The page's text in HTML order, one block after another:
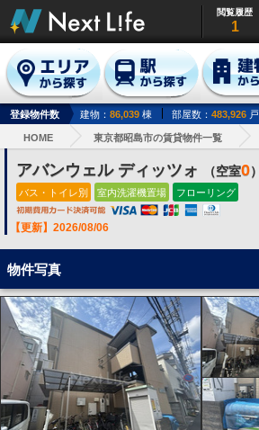
閲覧履歴
1
登録物件数 建物： 86,039 棟 部屋数： 483,926 戸
HOME 東京都昭島市の賃貸物件一覧
アバンウェル ディッツォ （空室0）
バス・トイレ別 室内洗濯機置場 フローリング
【更新】2026/08/06
物件写真